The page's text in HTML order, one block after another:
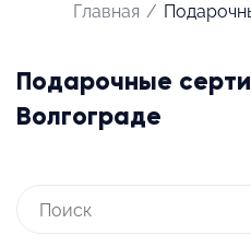
Главная /
Подарочные
Волгограде